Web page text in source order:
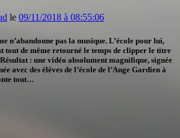
le 09/11/2018 à 08:55:06
n’abandonne pas la musique. L’école pour lui,
tout de même retourné le temps de clipper le titre
: une vidéo absolument magnifique, signée
avec des élèves de l’école de l’Ange Gardien à
tout…